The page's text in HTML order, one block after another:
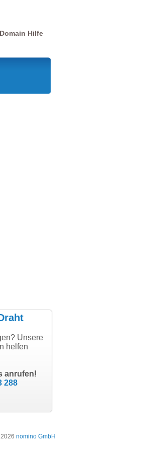
Domain Hilfe
GbR
Isar
"Vielen Dank für den
Unsere
helfen
anrufen!
288
2026 nomino GmbH